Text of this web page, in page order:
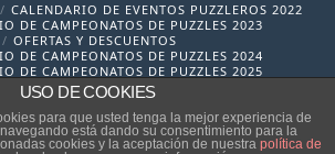
CALENDARIO DE EVENTOS PUZZLEROS 2022
DE CAMPEONATOS DE PUZZLES 2023
OFERTAS Y DESCUENTOS
DE CAMPEONATOS DE PUZZLES 2024
DE CAMPEONATOS DE PUZZLES 2025
USO DE COOKIES
para que usted tenga la mejor experiencia de
está dando su consentimiento para la
cookies y la aceptación de nuestra política de